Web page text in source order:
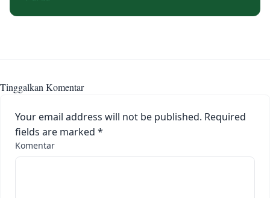
Tinggalkan Komentar
Your email address will not be published. Required
fields are marked *
Komentar